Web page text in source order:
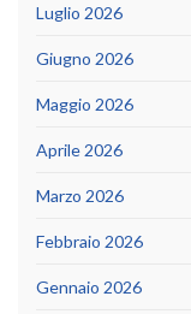
Luglio 2026
Giugno 2026
Maggio 2026
Aprile 2026
Marzo 2026
Febbraio 2026
Gennaio 2026